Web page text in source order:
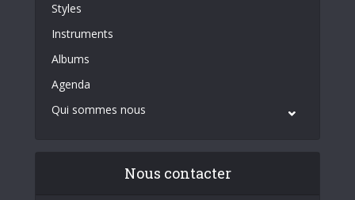
Styles
Instruments
Albums
Agenda
Qui sommes nous
Nous contacter